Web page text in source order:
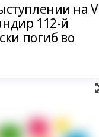
на V
112-й
погиб во